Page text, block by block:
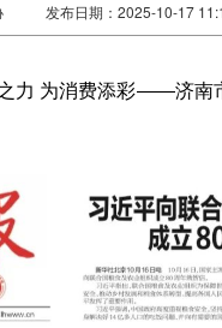
发布日期：2025-10-17
力 为消费添彩——济南